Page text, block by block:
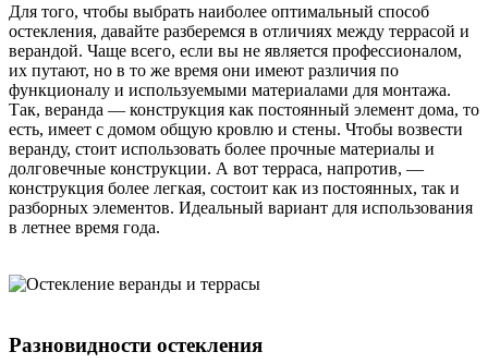
Для того, чтобы выбрать наиболее оптимальный способ
остекления, давайте разберемся в отличиях между террасой и
верандой. Чаще всего, если вы не является профессионалом,
их путают, но в то же время они имеют различия по
функционалу и используемыми материалами для монтажа.
Так, веранда — конструкция как постоянный элемент дома, то
есть, имеет с домом общую кровлю и стены. Чтобы возвести
веранду, стоит использовать более прочные материалы и
долговечные конструкции. А вот терраса, напротив, —
конструкция более легкая, состоит как из постоянных, так и
разборных элементов. Идеальный вариант для использования
в летнее время года.
Разновидности остекления